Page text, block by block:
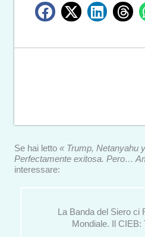
Se hai letto « Trump, Netanyahu
Perfectamente exitosa. Pero…
interessare:
La Banda del Siero ci
Mondiale. Il CIEB: